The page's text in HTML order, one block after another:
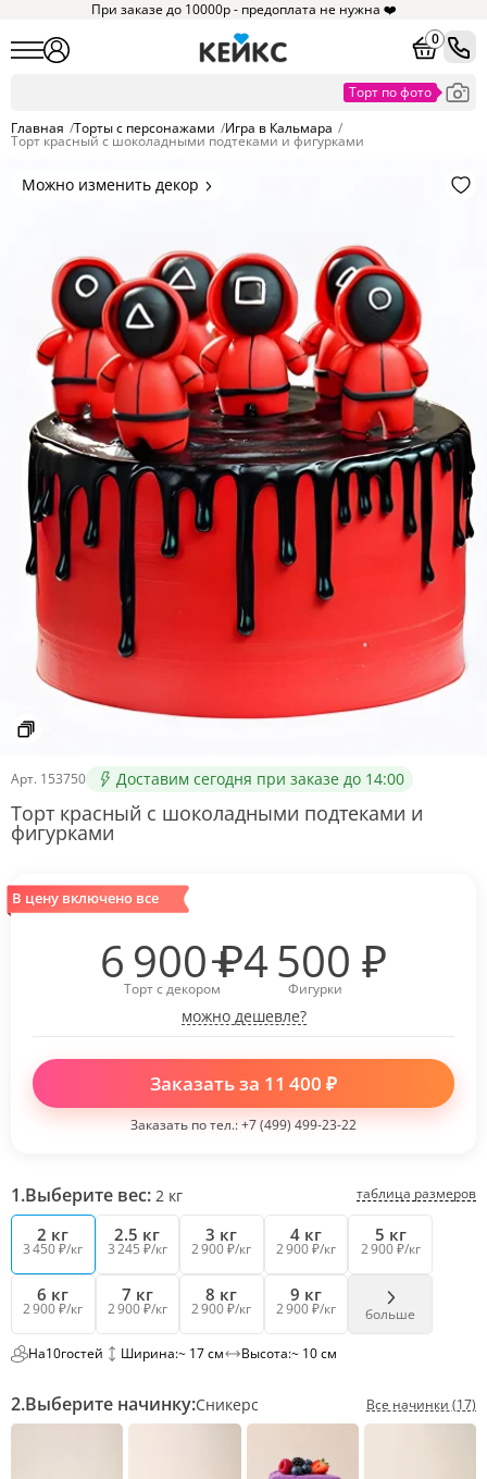
При заказе до 10000р - предоплата не нужна ❤️
0
Главная /Торты с персонажами /Игра в Кальмара /
Торт красный с шоколадными подтеками и фигурками
Можно изменить декор
Арт. 153750 Доставим сегодня при заказе до 14:00
Торт красный с шоколадными подтеками и
фигурками
1.Выберите вес: 2 кг таблица размеров
2 кг
3 450 ₽/кг
2.5 кг
3 245 ₽/кг
3 кг
2 900 ₽/кг
4 кг
2 900 ₽/кг
5 кг
2 900 ₽/кг
6 кг
2 900 ₽/кг
7 кг
2 900 ₽/кг
8 кг
2 900 ₽/кг
9 кг
2 900 ₽/кг больше
На10гостей Ширина:~ 17 см Высота:~ 10 см
2.Выберите начинку:Сникерс Все начинки (17)
В цену включено все
Торт с декором
6 900 ₽ Фигурки
4 500 ₽
можно дешевле?
Заказать за 11 400 ₽
Заказать по тел.:+7 (499) 499-23-22